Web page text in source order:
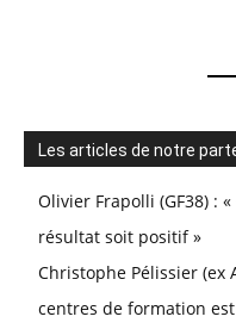
Les articles de notre
Olivier Frapolli (GF38) :
résultat soit positif »
Christophe Pélissier (ex
centres de formation